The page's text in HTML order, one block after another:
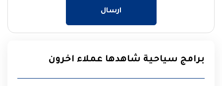
برامج سياحية شاهدها عملاء اخرون
ارسال